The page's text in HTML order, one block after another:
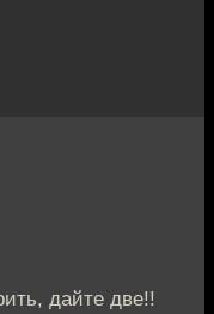
дайте две!!